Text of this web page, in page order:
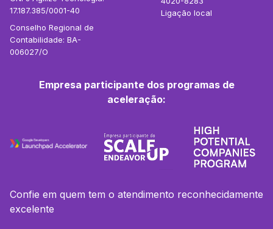
17.187.385/0001-40
Conselho Regional de
Contabilidade: BA-
006027/O
Ligação local
Empresa participante dos programas de
aceleração:
Confie em quem tem o atendimento reconhecidamente
excelente